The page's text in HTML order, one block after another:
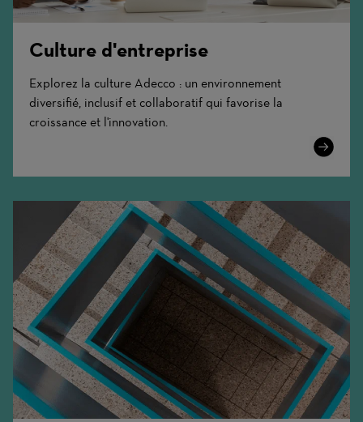
Culture d'entreprise
Explorez la culture Adecco : un environnement
diversifié, inclusif et collaboratif qui favorise la
croissance et l'innovation.
Learn